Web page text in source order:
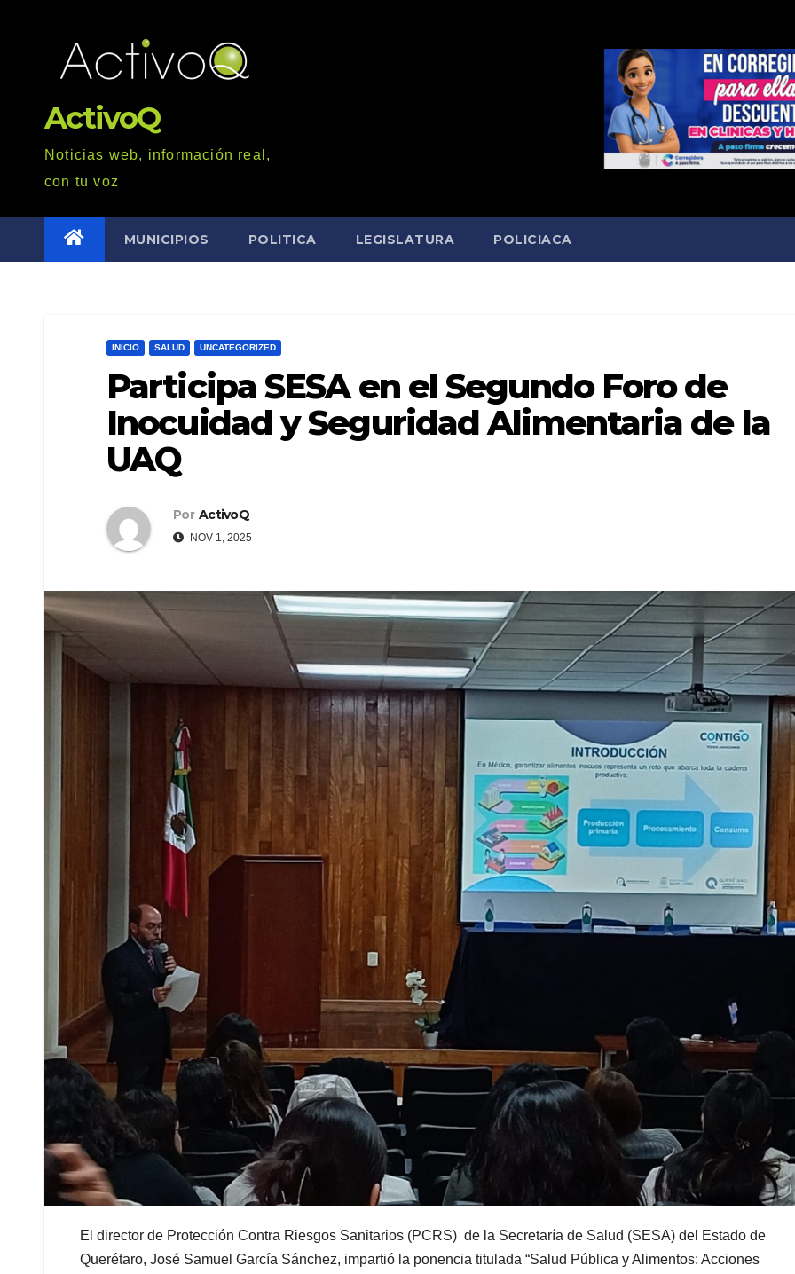
ActivoQ
Noticias web, información real,
con tu voz
MUNICIPIOS POLITICA LEGISLATURA POLICIACA
INICIO SALUD UNCATEGORIZED
Participa SESA en el Segundo Foro de
Inocuidad y Seguridad Alimentaria de la
UAQ
Por ActivoQ
NOV 1, 2025
El director de Protección Contra Riesgos Sanitarios (PCRS) de la Secretaría de Salud (SESA) del Estado de
Querétaro, José Samuel García Sánchez, impartió la ponencia titulada “Salud Pública y Alimentos: Acciones